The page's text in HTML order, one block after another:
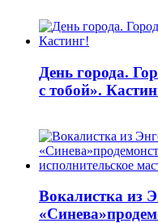
День города.
с тобой».
Вокалистка из